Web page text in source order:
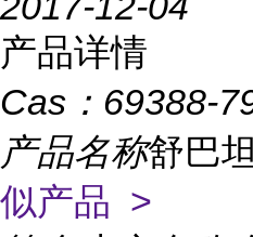
产品详情
Cas： 69388-
产品名称舒巴
似产品 >